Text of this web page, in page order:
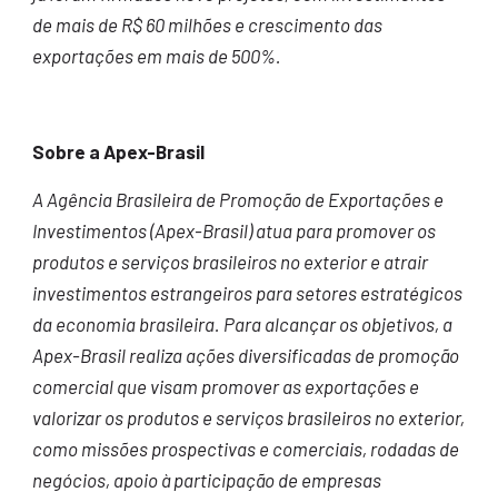
de mais de R$ 60 milhões e crescimento das
exportações em mais de 500%.
Sobre a Apex-Brasil
A Agência Brasileira de Promoção de Exportações e
Investimentos (Apex-Brasil) atua para promover os
produtos e serviços brasileiros no exterior e atrair
investimentos estrangeiros para setores estratégicos
da economia brasileira. Para alcançar os objetivos, a
Apex-Brasil realiza ações diversificadas de promoção
comercial que visam promover as exportações e
valorizar os produtos e serviços brasileiros no exterior,
como missões prospectivas e comerciais, rodadas de
negócios, apoio à participação de empresas